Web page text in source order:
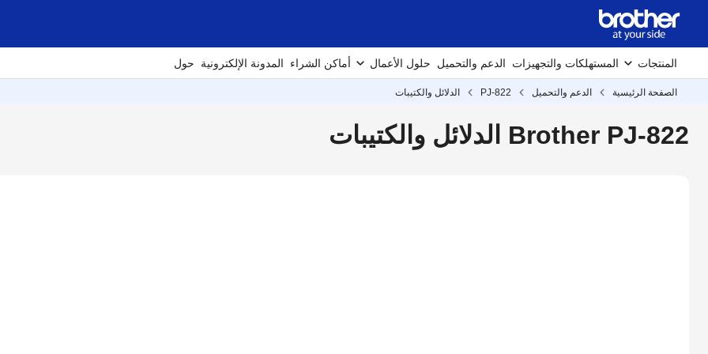
المنتجات المستهلكات والتجهيزات الدعم والتحميل حلول الأعمال أماكن الشراء المدونة الإلكترونية حول
الصفحة الرئيسية الدعم والتحميل PJ-822 الدلائل والكتيبات
Brother PJ-822 الدلائل والكتيبات